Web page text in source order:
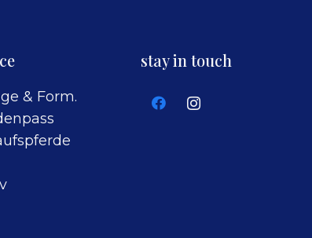
& Form.
stay in touch